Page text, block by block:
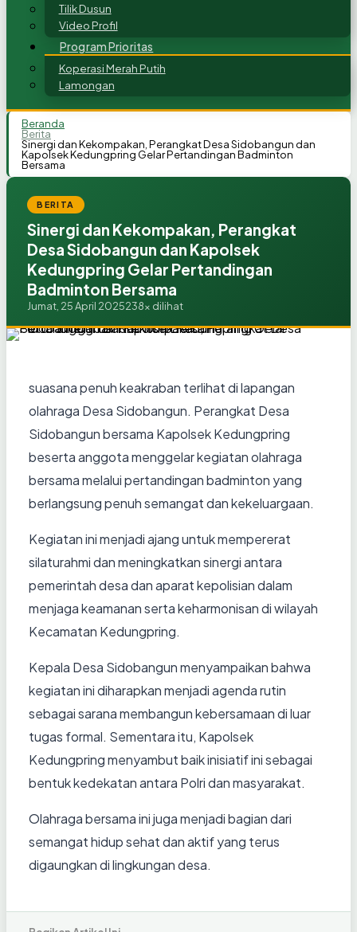
Tilik Dusun
Video Profil
Program Prioritas
Koperasi Merah Putih
Lamongan
Beranda
Berita
Sinergi dan Kekompakan, Perangkat Desa Sidobangun dan
Kapolsek Kedungpring Gelar Pertandingan Badminton
Bersama
BERITA
Sinergi dan Kekompakan, Perangkat
Desa Sidobangun dan Kapolsek
Kedungpring Gelar Pertandingan
Badminton Bersama
Jumat, 25 April 2025238x dilihat
suasana penuh keakraban terlihat di lapangan
olahraga Desa Sidobangun. Perangkat Desa
Sidobangun bersama Kapolsek Kedungpring
beserta anggota menggelar kegiatan olahraga
bersama melalui pertandingan badminton yang
berlangsung penuh semangat dan kekeluargaan.
Kegiatan ini menjadi ajang untuk mempererat
silaturahmi dan meningkatkan sinergi antara
pemerintah desa dan aparat kepolisian dalam
menjaga keamanan serta keharmonisan di wilayah
Kecamatan Kedungpring.
Kepala Desa Sidobangun menyampaikan bahwa
kegiatan ini diharapkan menjadi agenda rutin
sebagai sarana membangun kebersamaan di luar
tugas formal. Sementara itu, Kapolsek
Kedungpring menyambut baik inisiatif ini sebagai
bentuk kedekatan antara Polri dan masyarakat.
Olahraga bersama ini juga menjadi bagian dari
semangat hidup sehat dan aktif yang terus
digaungkan di lingkungan desa.